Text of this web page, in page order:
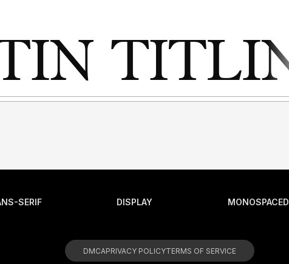
SERIF DISPLAY MONOSPACED
DMCAPRIVACY POLICYTERMS OF SERVICE